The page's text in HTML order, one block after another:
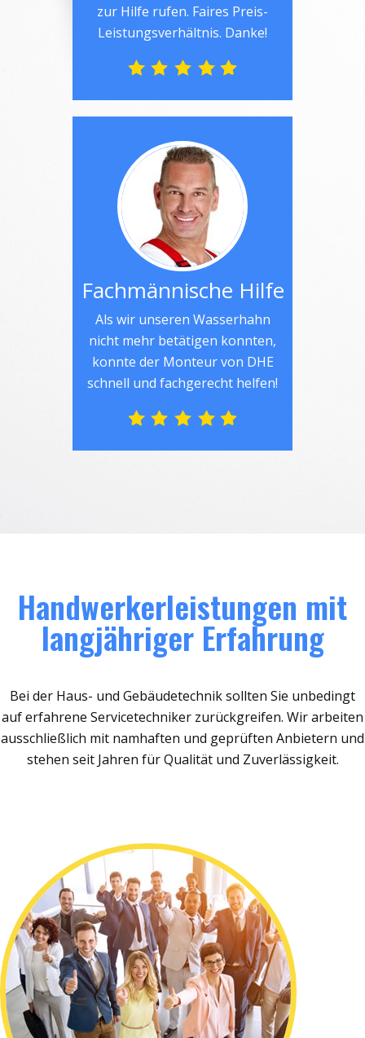
zur Hilfe rufen. Faires Preis-
Leistungsverhältnis. Danke!
Fachmännische Hilfe
Als wir unseren Wasserhahn
nicht mehr betätigen konnten,
konnte der Monteur von DHE
schnell und fachgerecht helfen!
Handwerkerleistungen mit
langjähriger Erfahrung
Bei der Haus- und Gebäudetechnik sollten Sie unbedingt
auf erfahrene Servicetechniker zurückgreifen. Wir arbeiten
ausschließlich mit namhaften und geprüften Anbietern und
stehen seit Jahren für Qualität und Zuverlässigkeit.